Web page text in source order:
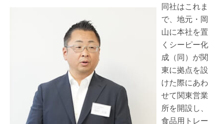
同社はこれま
で、地元・岡
山に本社を置
くシーピー化
成（同）が関
東に拠点を設
けた際にあわ
せて関東営業
所を開設し、
食品用トレー